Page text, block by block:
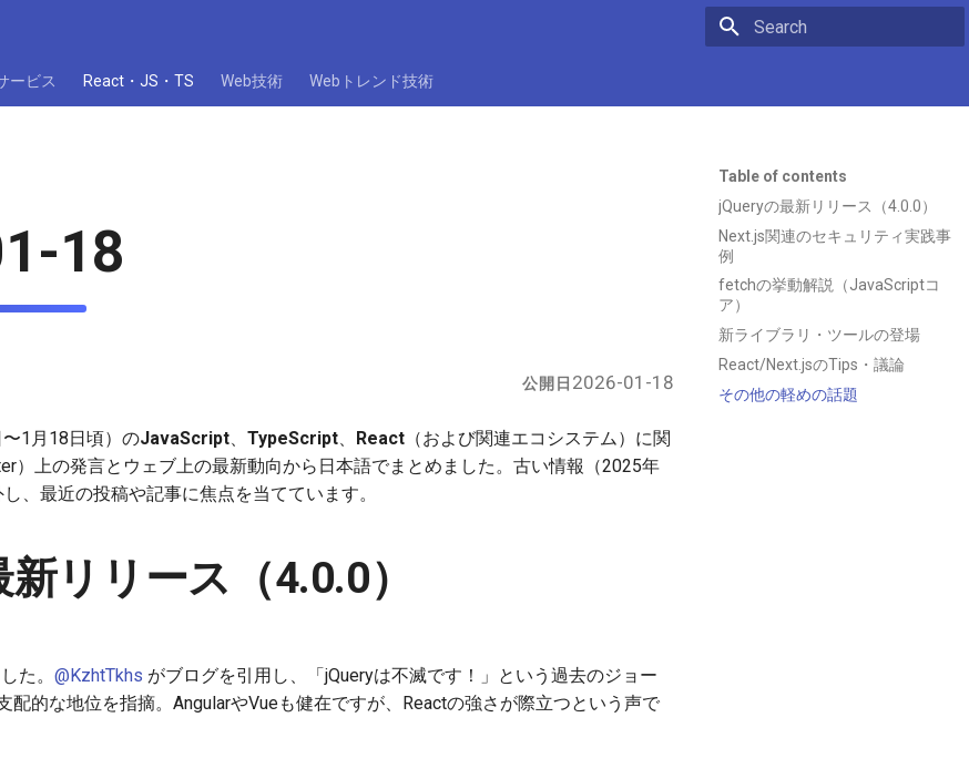
ービス React・JS・TS Web技術 Webトレンド技術
Table of contents
jQueryの最新リリース（4.0.0）
Next.js関連のセキュリティ実践事
例
fetchの挙動解説（JavaScriptコ
ア）
新ライブラリ・ツールの登場
React/Next.jsのTips・議論
その他の軽めの話題
18
公開日 2026-01-18
1月18日頃）のJavaScript、 TypeScript、 React （および関連エコシステム）に関
）上の発言とウェブ上の最新動向から日本語でまとめました。古い情報（2025年
、最近の投稿や記事に焦点を当てています。
リリース（4.0.0）
た。 @KzhtTkhs がブログを引用し、「jQueryは不滅です！」という過去のジョー
配的な地位を指摘。AngularやVueも健在ですが、Reactの強さが際立つという声で